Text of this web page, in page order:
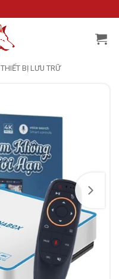
THIẾT BỊ LƯU TRỮ